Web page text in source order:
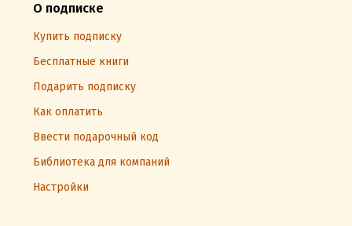
О подписке
Купить подписку
Бесплатные книги
Подарить подписку
Как оплатить
Ввести подарочный код
Библиотека для компаний
Настройки